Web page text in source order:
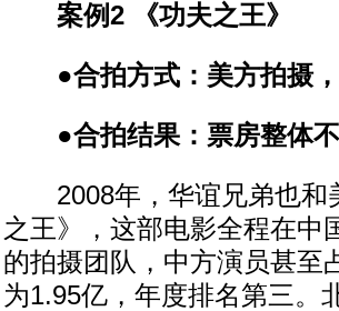
案例2 《功夫之王》
●合拍方式：美方拍摄，
●合拍结果：票房整体不
2008年，华谊兄弟也和
之王》，这部电影全程在中
的拍摄团队，中方演员甚至
为1.95亿，年度排名第三。